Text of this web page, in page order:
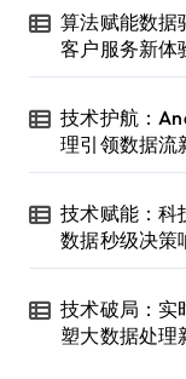
算法赋能数据
客户服务新体
技术护航：
理引领数据流
技术赋能：科
数据秒级决策
技术破局：实
塑大数据处理